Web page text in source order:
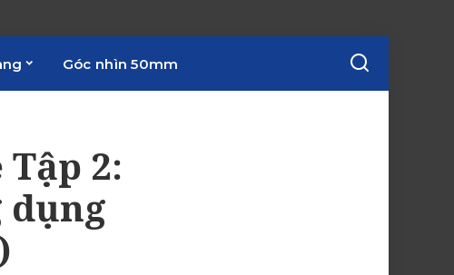
Góc nhìn 50mm
2:
dụng